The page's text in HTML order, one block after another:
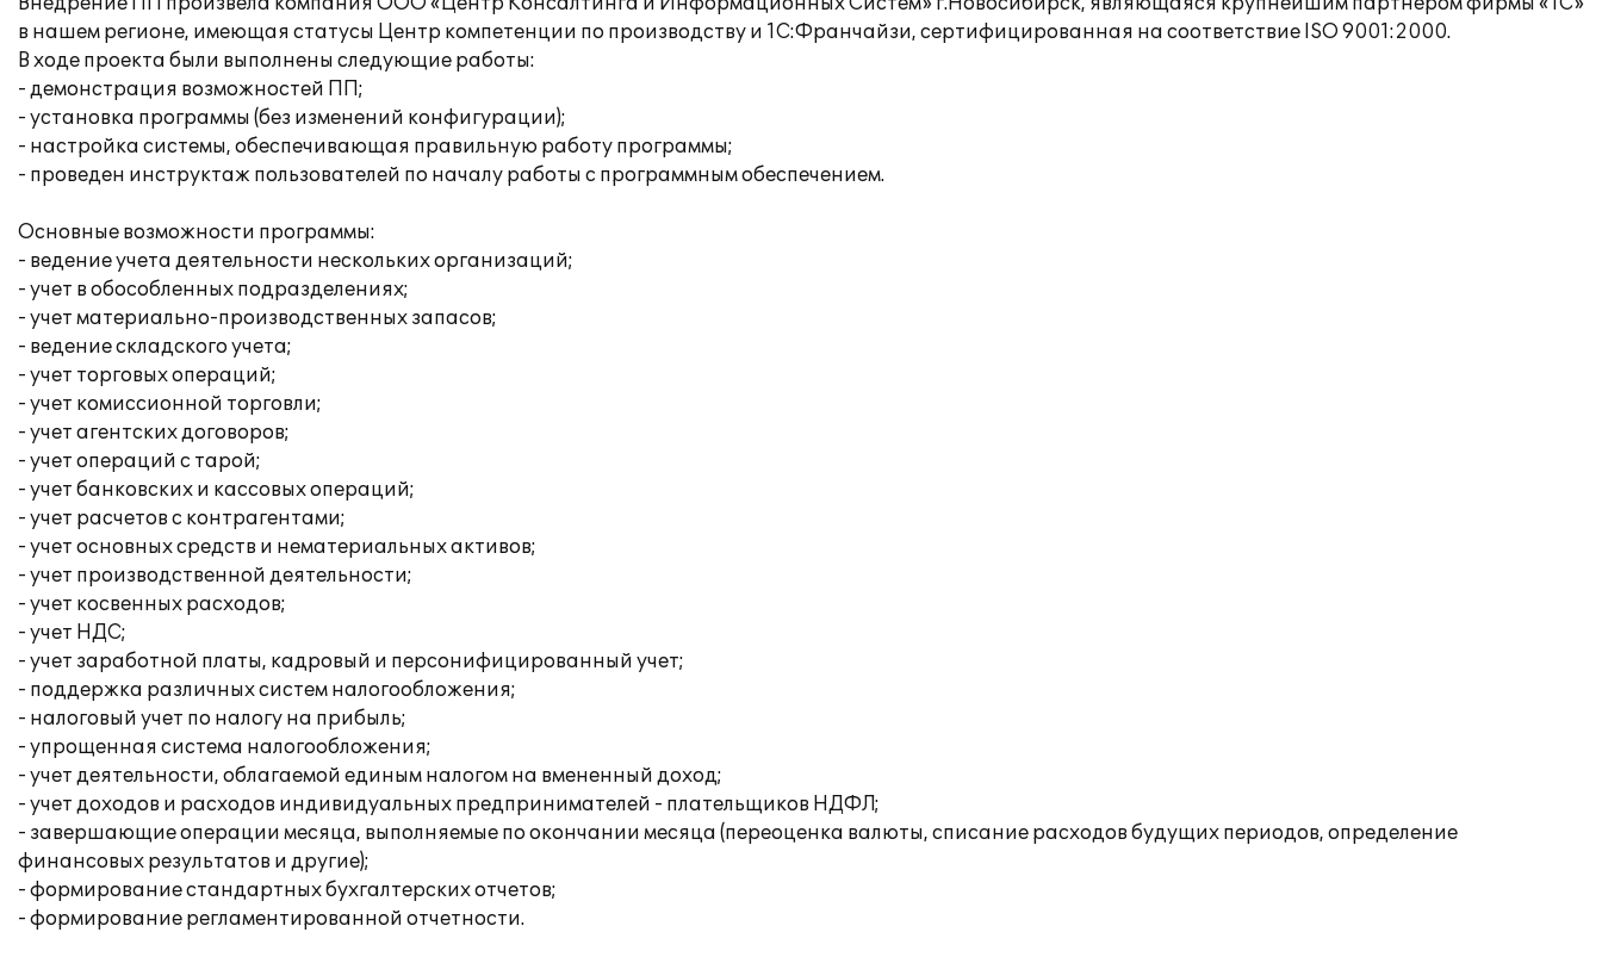
в нашем регионе, имеющая статусы Центр компетенции по производству и 1С:Франчайзи, сертифицированная на соответствие ISO 9001:2000.
В ходе проекта были выполнены следующие работы:
- демонстрация возможностей ПП;
- установка программы (без изменений конфигурации);
- настройка системы, обеспечивающая правильную работу программы;
- проведен инструктаж пользователей по началу работы с программным обеспечением.
Основные возможности программы:
- ведение учета деятельности нескольких организаций;
- учет в обособленных подразделениях;
- учет материально-производственных запасов;
- ведение складского учета;
- учет торговых операций;
- учет комиссионной торговли;
- учет агентских договоров;
- учет операций с тарой;
- учет банковских и кассовых операций;
- учет расчетов с контрагентами;
- учет основных средств и нематериальных активов;
- учет производственной деятельности;
- учет косвенных расходов;
- учет НДС;
- учет заработной платы, кадровый и персонифицированный учет;
- поддержка различных систем налогообложения;
- налоговый учет по налогу на прибыль;
- упрощенная система налогообложения;
- учет деятельности, облагаемой единым налогом на вмененный доход;
- учет доходов и расходов индивидуальных предпринимателей - плательщиков НДФЛ;
- завершающие операции месяца, выполняемые по окончании месяца (переоценка валюты, списание расходов будущих периодов, определение
финансовых результатов и другие);
- формирование стандартных бухгалтерских отчетов;
- формирование регламентированной отчетности.